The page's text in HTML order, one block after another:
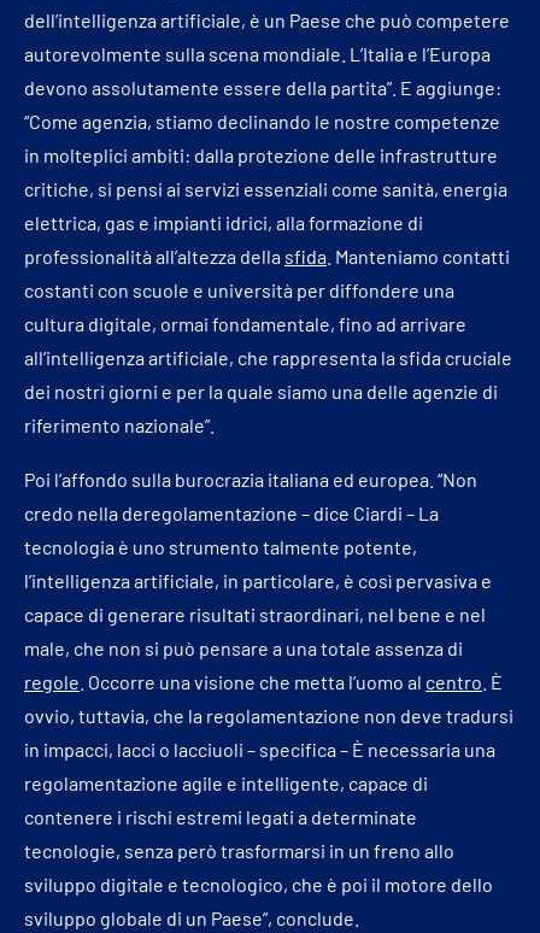
dell’intelligenza artificiale, è un Paese che può competere
autorevolmente sulla scena mondiale. L’Italia e l’Europa
devono assolutamente essere della partita”. E aggiunge:
“Come agenzia, stiamo declinando le nostre competenze
in molteplici ambiti: dalla protezione delle infrastrutture
critiche, si pensi ai servizi essenziali come sanità, energia
elettrica, gas e impianti idrici, alla formazione di
professionalità all’altezza della sfida . Manteniamo contatti
costanti con scuole e università per diffondere una
cultura digitale, ormai fondamentale, fino ad arrivare
all’intelligenza artificiale, che rappresenta la sfida cruciale
dei nostri giorni e per la quale siamo una delle agenzie di
riferimento nazionale”.
Poi l’affondo sulla burocrazia italiana ed europea. “Non
credo nella deregolamentazione – dice Ciardi – La
tecnologia è uno strumento talmente potente,
l’intelligenza artificiale, in particolare, è così pervasiva e
capace di generare risultati straordinari, nel bene e nel
male, che non si può pensare a una totale assenza di
regole . Occorre una visione che metta l’uomo al centro . È
ovvio, tuttavia, che la regolamentazione non deve tradursi
in impacci, lacci o lacciuoli – specifica – È necessaria una
regolamentazione agile e intelligente, capace di
contenere i rischi estremi legati a determinate
tecnologie, senza però trasformarsi in un freno allo
sviluppo digitale e tecnologico, che è poi il motore dello
sviluppo globale di un Paese”, conclude.